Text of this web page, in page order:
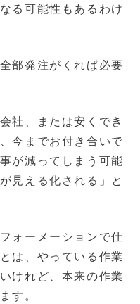
る可能性もあるわけ
部発注がくれば必要
社、または安くでき
今までお付き合いで
が減ってしまう可能
見える化される」と
ォーメーションで仕
は、やっている作業
けれど、本来の作業
す。